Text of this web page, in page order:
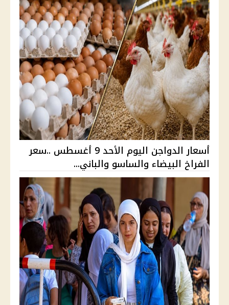
أسعار الدواجن اليوم الأحد 9 أغسطس ..سعر
الفراخ البيضاء والساسو والباني...